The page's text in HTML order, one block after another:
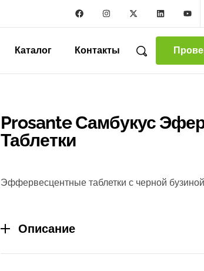
Каталог Контакты
Prosante Самбукус
Таблетки
Эффервесцентные таблетки с черной
Описание